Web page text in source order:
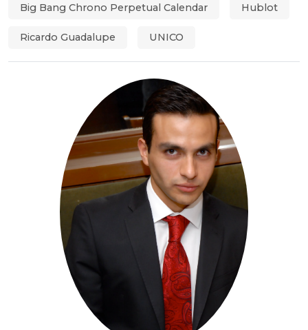
Big Bang Chrono Perpetual Calendar Hublot
Ricardo Guadalupe UNICO